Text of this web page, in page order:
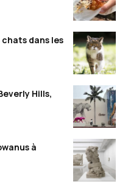
dans les
Hills,
à